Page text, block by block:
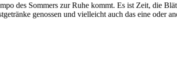
des Sommers zur Ruhe kommt. Es ist Zeit, die
genossen und vielleicht auch das eine oder